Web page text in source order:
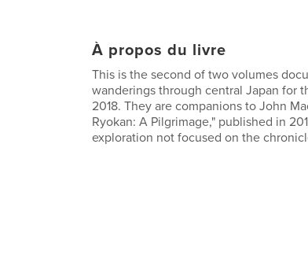
À propos du livre
This is the second of two volumes
wanderings through central Japan for
2018. They are companions to John
Ryokan: A Pilgrimage," published in
exploration not focused on the